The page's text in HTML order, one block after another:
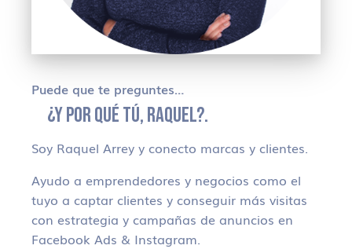
Puede que te preguntes…
¿Y POR QUÉ TÚ, RAQUEL?.
Soy Raquel Arrey y conecto marcas y clientes.
Ayudo a emprendedores y negocios como el
tuyo a captar clientes y conseguir más visitas
con estrategia y campañas de anuncios en
Facebook Ads & Instagram.